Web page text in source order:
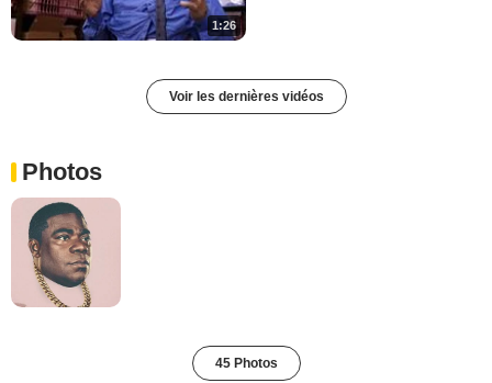
1:26
Voir les dernières vidéos
Photos
45 Photos